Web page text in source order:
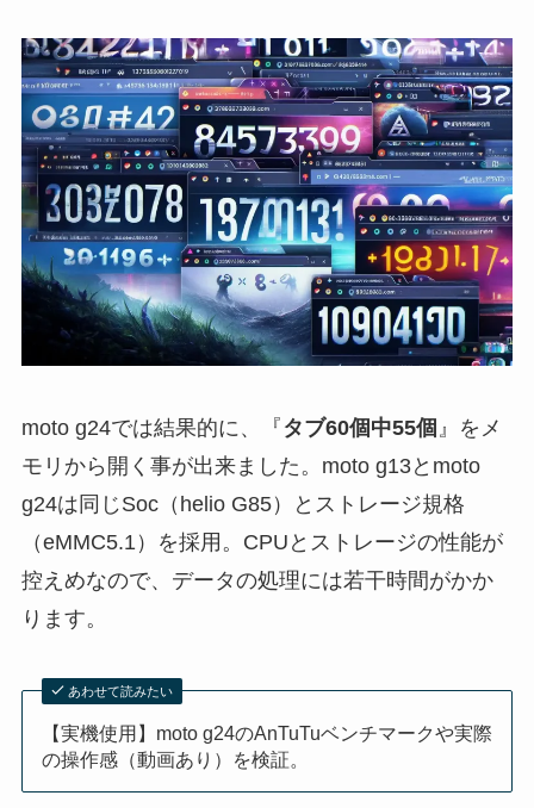
moto g24では結果的に、『 タブ60個中55個 』をメ
モリから開く事が出来ました。moto g13とmoto
g24は同じSoc（helio G85）とストレージ規格
（eMMC5.1）を採用。CPUとストレージの性能が
控えめなので、データの処理には若干時間がかか
ります。
あわせて読みたい
【実機使用】moto g24のAnTuTuベンチマークや実際
の操作感（動画あり）を検証。